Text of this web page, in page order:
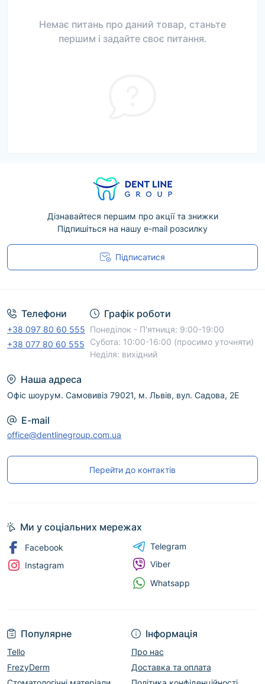
Немає питань про даний товар, станьте
першим і задайте своє питання.
Дізнавайтеся першим про акції та знижки
Підпишіться на нашу e-mail розсилку
Підписатися
Телефони
+38 097 80 60 555
+38 077 80 60 555
Графік роботи
Понеділок - П'ятниця: 9:00-19:00
Субота: 10:00-16:00 (просимо уточняти)
Неділя: вихідний
Наша адреса
Офіс шоурум. Самовивіз 79021, м. Львів, вул. Садова, 2Е
E-mail
office@dentlinegroup.com.ua
Перейти до контактів
Популярне
Tello
FrezyDerm
Інформація
Про нас
Доставка та оплата
Ми у соціальних мережах
Facebook
Instagram
Telegram
Viber
Whatsapp